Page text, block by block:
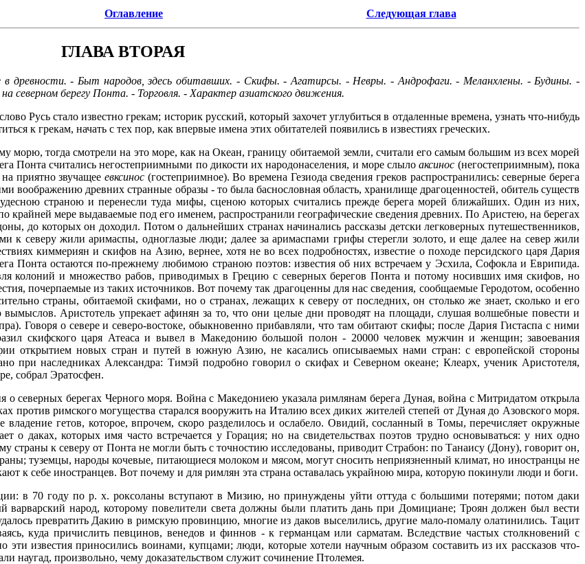
Оглавление Следующая глава
ГЛАВА ВТОРАЯ
в древности. - Быт народов, здесь обитавших. - Скифы. - Агатирсы. - Невры. - Андрофаги. - Меланхлены. - Будины. -
берегу Понта. - Торговля. - Характер азиатского движения.
Русь стало известно грекам; историк русский, который захочет углубиться в отдаленные времена, узнать что-нибудь
к грекам, начать с тех пор, как впервые имена этих обитателей появились в известиях греческих.
морю, тогда смотрели на это море, как на Океан, границу обитаемой земли, считали его самым большим из всех морей
Понта считались негостеприимными по дикости их народонаселения, и море слылоаксинос (негостеприимным), пока
приятно звучащееевксинос (гостеприимное). Во времена Гезиода сведения греков распространились: северные берега
воображению древних странные образы - то была баснословная область, хранилище драгоценностей, обитель существ
страною и перенесли туда мифы, сценою которых считались прежде берега морей ближайших. Один из них,
крайней мере выдаваемые под его именем, распространили географические сведения древних. По Аристею, на берегах
до которых он доходил. Потом о дальнейших странах начинались рассказы детски легковерных путешественников,
к северу жили аримаспы, одноглазые люди; далее за аримаспами грифы стерегли золото, и еще далее на север жили
киммериян и скифов на Азию, вернее, хотя не во всех подробностях, известие о походе персидского царя Дария
Понта остаются по-прежнему любимою страною поэтов: известия об них встречаем у Эсхила, Софокла и Еврипида.
колоний и множество рабов, приводимых в Грецию с северных берегов Понта и потому носивших имя скифов, но
почерпаемые из таких источников. Вот почему так драгоценны для нас сведения, сообщаемые Геродотом, особенно
страны, обитаемой скифами, но о странах, лежащих к северу от последних, он столько же знает, сколько и его
вымыслов. Аристотель упрекает афинян за то, что они целые дни проводят на площади, слушая волшебные повести и
Говоря о севере и северо-востоке, обыкновенно прибавляли, что там обитают скифы; после Дария Гистаспа с ними
скифского царя Атеаса и вывел в Македонию большой полон - 20000 человек мужчин и женщин; завоевания
открытием новых стран и путей в южную Азию, не касались описываемых нами стран: с европейской стороны
при наследниках Александра: Тимэй подробно говорил о скифах и Северном океане; Клеарх, ученик Аристотеля,
собрал Эратосфен.
о северных берегах Черного моря. Война с Македониею указала римлянам берега Дуная, война с Митридатом открыла
против римского могущества старался вооружить на Италию всех диких жителей степей от Дуная до Азовского моря.
гетов, которое, впрочем, скоро разделилось и ослабело. Овидий, сосланный в Томы, перечисляет окружные
о даках, которых имя часто встречается у Горация; но на свидетельствах поэтов трудно основываться: у них одно
страны к северу от Понта не могли быть с точностию исследованы, приводит Страбон: по Танаису (Дону), говорит он,
туземцы, народы кочевые, питающиеся молоком и мясом, могут сносить неприязненный климат, но иностранцы не
к себе иностранцев. Вот почему и для римлян эта страна оставалась украйною мира, которую покинули люди и боги.
в 70 году по р. х. роксоланы вступают в Мизию, но принуждены уйти оттуда с большими потерями; потом даки
народ, которому повелители света должны были платить дань при Домициане; Троян должен был вести
превратить Дакию в римскую провинцию, многие из даков выселились, другие мало-помалу олатинились. Тацит
куда причислить певцинов, венедов и финнов - к германцам или сарматам. Вследствие частых столкновений с
известия приносились воинами, купцами; люди, которые хотели научным образом составить из их рассказов что-
наугад, произвольно, чему доказательством служит сочинение Птолемея.